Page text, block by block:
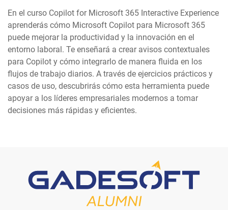
En el curso Copilot for Microsoft 365 Interactive Experience
aprenderás cómo Microsoft Copilot para Microsoft 365
puede mejorar la productividad y la innovación en el
entorno laboral. Te enseñará a crear avisos contextuales
para Copilot y cómo integrarlo de manera fluida en los
flujos de trabajo diarios. A través de ejercicios prácticos y
casos de uso, descubrirás cómo esta herramienta puede
apoyar a los líderes empresariales modernos a tomar
decisiones más rápidas y eficientes.